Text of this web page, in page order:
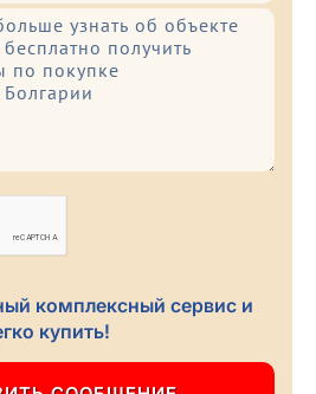
комплексный сервис и
купить!